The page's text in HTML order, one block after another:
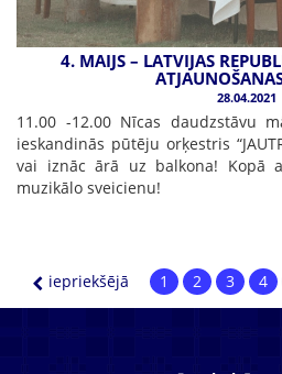
4. MAIJS – LATVIJAS
28.04.2021
11.00 -12.00 Nīcas daudzstāvu
ieskandinās pūtēju orķestris
vai iznāc ārā uz balkona! Kopā
muzikālo sveicienu!
iepriekšējā 1 2 3 4